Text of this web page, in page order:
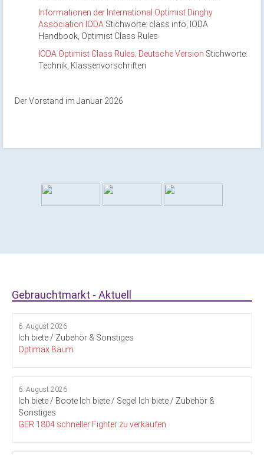
Informationen der International Optimist Dinghy
Association IODA Stichworte: class info, IODA
Handbook, Optimist Class Rules
IODA Optimist Class Rules; Deutsche Version Stichworte:
Technik, Klassenvorschriften
Der Vorstand im Januar 2026
Gebrauchtmarkt - Aktuell
6. August 2026
Ich biete / Zubehör & Sonstiges
Optimax Baum
6. August 2026
Ich biete / Boote Ich biete / Segel
Ich biete / Zubehör &
Sonstiges
GER 1804 schneller Fighter zu verkaufen